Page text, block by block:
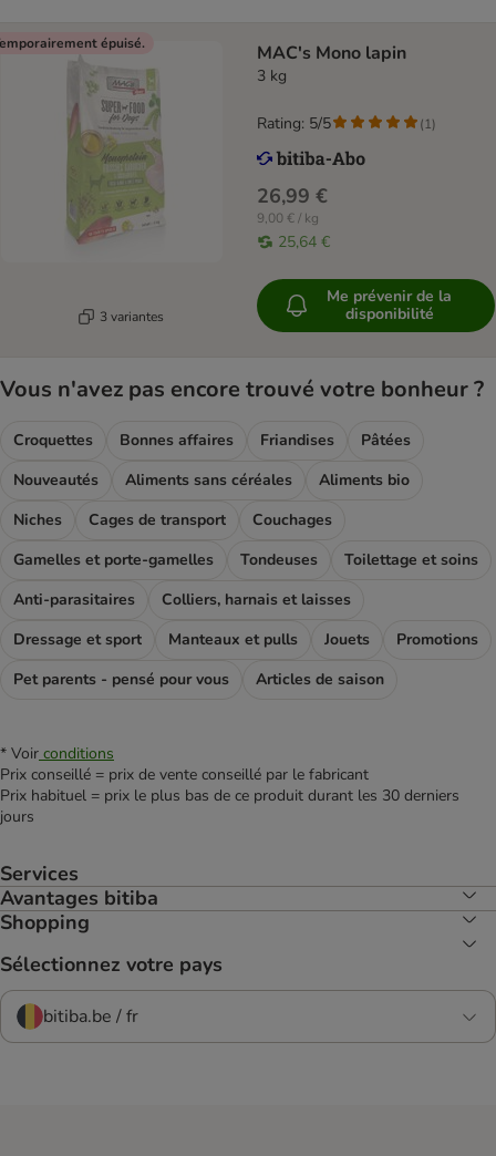
épuisé.
3 variantes
MAC's Mono lapin
3 kg
26,99 €
9,00 € / kg
25,64 €
Rating: 5/5 (1)
Me prévenir de la
disponibilité
Vous n'avez pas encore trouvé votre bonheur ?
Croquettes Bonnes affaires Friandises
Pâtées
Nouveautés
Aliments sans céréales
Aliments bio
Niches
Cages de transport
Couchages
Gamelles et porte-gamelles
Tondeuses
Toilettage et soins
Anti-parasitaires
Colliers, harnais et laisses
Dressage et sport
Manteaux et pulls Jouets
Promotions
Pet parents - pensé pour vous
Articles de saison
* Voir conditions
Prix conseillé = prix de vente conseillé par le fabricant
Prix habituel = prix le plus bas de ce produit durant les 30 derniers
jours
Services
Avantages bitiba
Shopping
Sélectionnez votre pays
bitiba.be / fr